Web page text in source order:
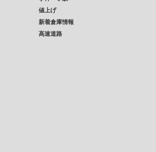
値上げ
新着倉庫情報
高速道路